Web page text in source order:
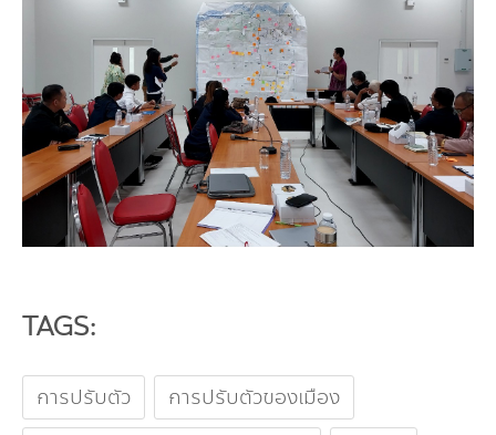
TAGS:
การปรับตัว
การปรับตัวของเมือง